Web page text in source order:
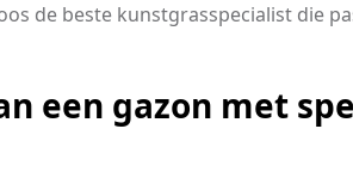
de beste kunstgrasspecialist die
een gazon met